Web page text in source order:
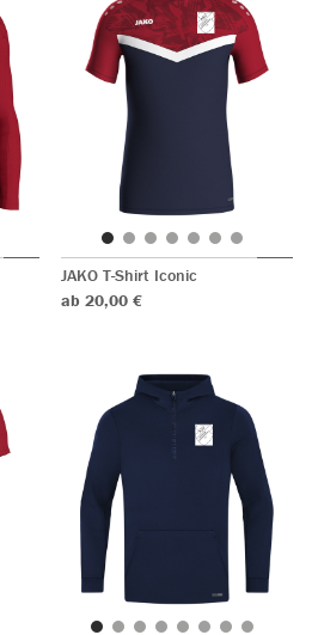
JAKO T-Shirt Iconic
ab 20,00 €